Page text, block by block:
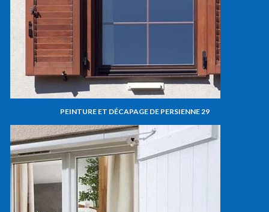
PEINTURE ET DÉCAPAGE DE PERSIENNE 29